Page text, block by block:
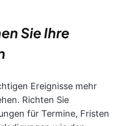
Sie Ihre
Ereignisse mehr
Richten Sie
für Termine, Fristen